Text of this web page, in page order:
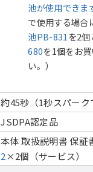
池が使用できま
で使用する場合
池PB-831 を2個
680を1個をお
い。）
約45秒（1秒スパーク
JSDPA認定品
本体 取扱説明書 保証
2×2個（サービス）